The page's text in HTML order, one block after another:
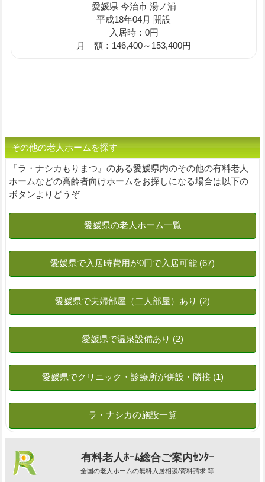
愛媛県 今治市 湯ノ浦
平成18年04月 開設
入居時：0円
月 額：146,400～153,400円
その他の老人ホームを探す
『ラ・ナシカもりまつ』のある愛媛県内のその他の有料老人
ホームなどの高齢者向けホームをお探しになる場合は以下の
ボタンよりどうぞ
有料老人ﾎｰﾑ総合ご案内ｾﾝﾀｰ
全国の老人ホームの無料入居相談/資料請求 等